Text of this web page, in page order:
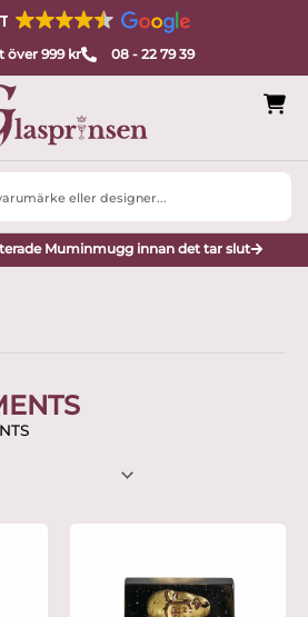
över 999 kr 08 - 22 79 39
Muminmugg innan det tar slut